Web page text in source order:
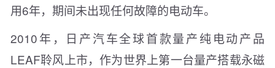
用6年，期间未出现任何故障的电动车。
2010年，日产汽车全球首款量产纯电动产品
LEAF聆风上市，作为世界上第一台量产搭载永磁